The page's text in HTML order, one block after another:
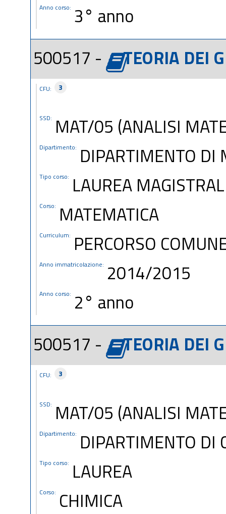
Anno corso: 3° anno
500517 -
TEORIA DEI
CFU: 3
SSD: MAT/05 (ANALISI
Dipartimento: DIPARTIMENTO DI
Tipo corso: LAUREA
Corso: MATEMATICA
Curriculum: PERCORSO
Anno immatricolazione: 2014/2015
Anno corso: 2° anno
500517 -
TEORIA DEI
CFU: 3
SSD: MAT/05 (ANALISI
Dipartimento: DIPARTIMENTO DI
Tipo corso: LAUREA
Corso: CHIMICA